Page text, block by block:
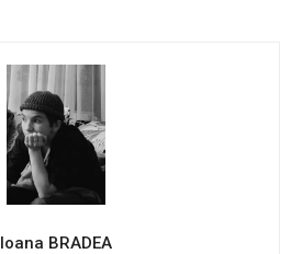
Ioana BRADEA